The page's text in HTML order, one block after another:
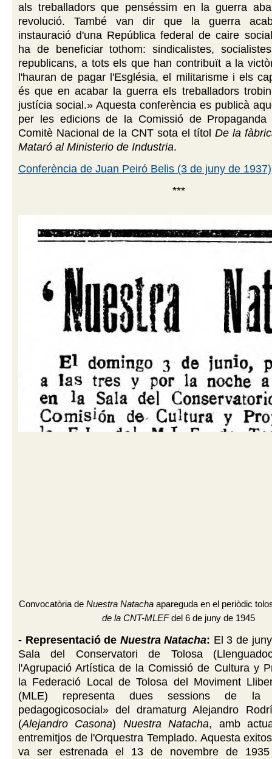
als treballadors que penséssim en la guerra
revolució. També van dir que la guerra
instauració d'una República federal de caire
ha de beneficiar tothom: sindicalistes,
republicans, a tots els que han contribuït a la
l'hauran de pagar l'Església, el militarisme i els
és que en acabar la guerra els treballadors
justícia social.» Aquesta conferència es publicà
per les edicions de la Comissió de
Comitè Nacional de la CNT sota el títolDe la
Mataró al Ministerio de Industria.
Conferència de Juan Peiró Belis (3 de juny de 1937)
***
Convocatòria deNuestra Natacha apareguda en el periòdic
de la CNT-MLEFdel 6 de juny de 1945
- Representació de Nuestra Natacha: El 3 de
Sala del Conservatori de Tolosa
l'Agrupació Artística de la Comissió de Cultura y
la Federació Local de Tolosa del Moviment
(MLE) representa dues sessions de la
pedagogicosocial» del dramaturg Alejandro
(Alejandro Casona) Nuestra Natacha, amb
entremitjos de l'Orquestra Templado. Aquesta
va ser estrenada el 13 de novembre de